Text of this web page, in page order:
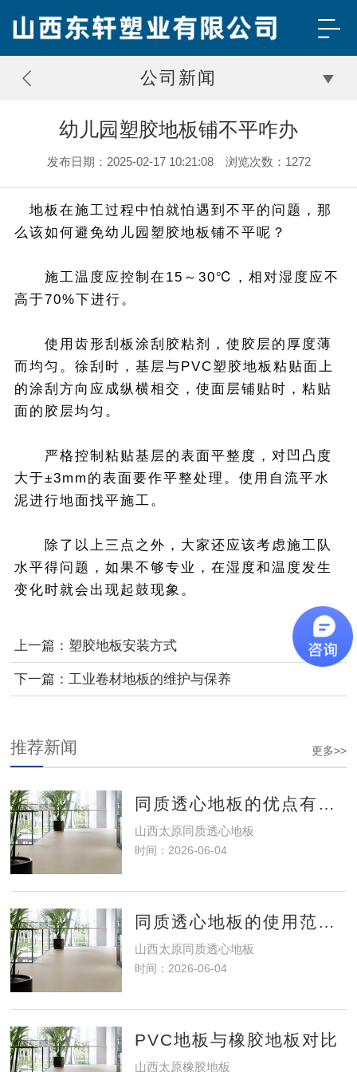
公司新闻
幼儿园塑胶地板铺不平咋办
发布日期：2025-02-17 10:21:08 浏览次数：1272
地板在施工过程中怕就怕遇到不平的问题，那
么该如何避免幼儿园塑胶地板铺不平呢？
施工温度应控制在15～30℃，相对湿度应不
高于70%下进行。
使用齿形刮板涂刮胶粘剂，使胶层的厚度薄
而均匀。徐刮时，基层与PVC塑胶地板粘贴面上
的涂刮方向应成纵横相交，使面层铺贴时，粘贴
面的胶层均匀。
严格控制粘贴基层的表面平整度，对凹凸度
大于±3mm的表面要作平整处理。使用自流平水
泥进行地面找平施工。
除了以上三点之外，大家还应该考虑施工队
水平得问题，如果不够专业，在湿度和温度发生
变化时就会出现起鼓现象。
上一篇： 塑胶地板安装方式
下一篇： 工业卷材地板的维护与保养
更多>>
推荐新闻
山西太原同质透心地板
时间：2026-06-04
山西太原同质透心地板
时间：2026-06-04
PVC地板与橡胶地板对比
山西太原橡胶地板